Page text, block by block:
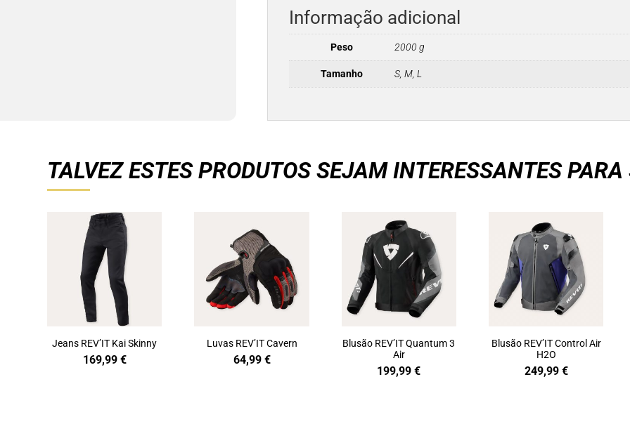
Informação adicional
Peso 2000 g
Tamanho S, M, L
TALVEZ ESTES PRODUTOS SEJAM INTERESSANTES PARA
Jeans REV’IT Kai Skinny
169,99 €
Luvas REV’IT Cavern
64,99 €
Blusão REV’IT Quantum 3
Air
199,99€
Blusão REV’IT Control Air
H2O
249,99 €